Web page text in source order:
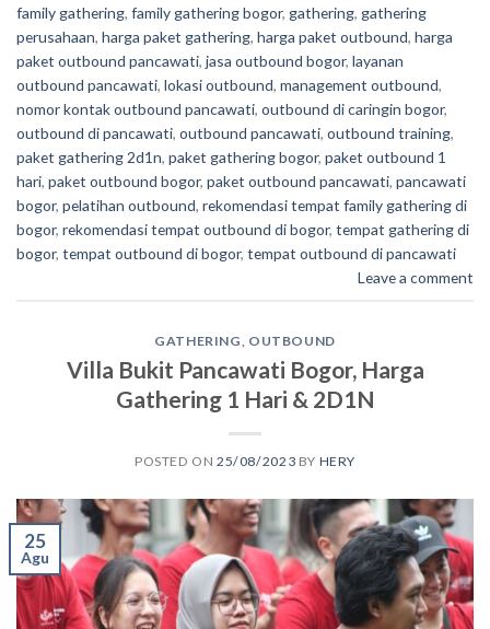
family gathering, family gathering bogor, gathering, gathering
perusahaan, harga paket gathering, harga paket outbound, harga
paket outbound pancawati, jasa outbound bogor, layanan
outbound pancawati, lokasi outbound, management outbound,
nomor kontak outbound pancawati, outbound di caringin bogor,
outbound di pancawati, outbound pancawati, outbound training,
paket gathering 2d1n, paket gathering bogor, paket outbound 1
hari, paket outbound bogor, paket outbound pancawati, pancawati
bogor, pelatihan outbound, rekomendasi tempat family gathering di
bogor, rekomendasi tempat outbound di bogor, tempat gathering di
bogor, tempat outbound di bogor, tempat outbound di pancawati
Leave a comment
GATHERING OUTBOUND
Villa Bukit Pancawati Bogor, Harga
Gathering 1 Hari & 2D1N
POSTED ON25/08/2023 BY HERY
25
Agu